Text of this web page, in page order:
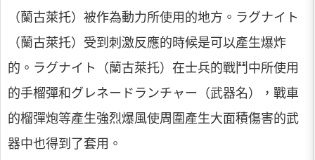
（蘭古萊托）被作為動力所使用的地方。ラグナイト
（蘭古萊托）受到刺激反應的時候是可以產生爆炸
的。ラグナイト（蘭古萊托）在士兵的戰鬥中所使用
的手榴彈和グレネードランチャー（武器名），戰車
的榴彈炮等產生強烈爆風使周圍產生大面積傷害的武
器中也得到了套用。